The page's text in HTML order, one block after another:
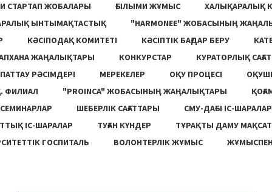
СТАРТАП ЖОБАЛАРЫ
ҒЫЛЫМИ ЖҰМЫС
ХАЛЫҚАРАЛЫҚ
ЫНТЫМАҚТАСТЫҚ
"HARMONEE" ЖОБАСЫНЫҢ
КӘСІПОДАҚ КОМИТЕТІ КӘСІПТІК БАҒДАР БЕРУ
ЖАҢАЛЫҚТАРЫ
КОНКУРСТАР
КУРАТОРЛЫҚ
РӘСІМДЕРІ
МЕРЕКЕЛЕР ОҚУ ПРОЦЕСІ
ФИЛИАЛ
"PROINCA" ЖОБАСЫНЫҢ ЖАҢАЛЫҚТАРЫ
СЕМИНАРЛАР
ШЕБЕРЛІК САҒАТТАРЫ
СМУ-ДАҒЫ ІС-ШАРАЛАР
ІС-ШАРАЛАР
ТУҒАН КҮНДЕР
ТҰРАҚТЫ ДАМУ
ГОСПИТАЛЬ
ВОЛОНТЕРЛІК ЖҰМЫС